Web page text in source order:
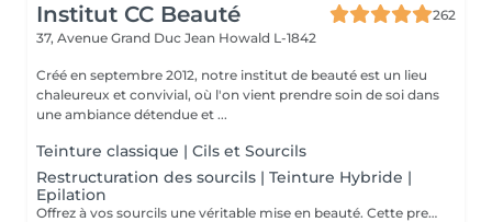
Institut CC Beauté
262
37, Avenue Grand Duc Jean Howald L-1842
Créé en septembre 2012, notre institut de beauté est un lieu
chaleureux et convivial, où l'on vient prendre soin de soi dans
une ambiance détendue et ...
Teinture classique | Cils et Sourcils
Restructuration des sourcils | Teinture Hybride |
Epilation
Offrez à vos sourcils une véritable mise en beauté. Cette prestation comprend : Le tracé personnalisé : étude de la morphologie du visage et dessin de la forme idéale pour harmoniser le regard. La teinture hybride : coloration pour intensifier la ligne du sourcil, combler visuellement les zones clairsemées et apporter plus de définition. L'épilation : suppression précise des poils indésirables afin d'obtenir une ligne nette, équilibrée et parfaitement structurée.